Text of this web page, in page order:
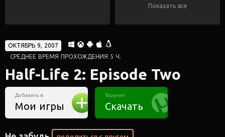
Показать все
ОКТЯБРЬ 9, 2007
СРЕДНЕЕ ВРЕМЯ ПРОХОЖДЕНИЯ 5 Ч.
Half-Life 2: Episode Two
Добавить в
Мои игры
Торрент
Скачать